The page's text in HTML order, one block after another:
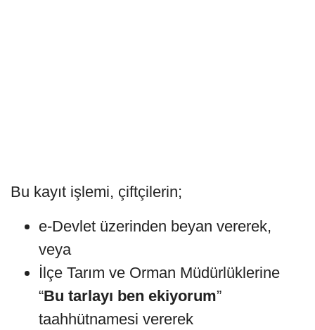
Bu kayıt işlemi, çiftçilerin;
e-Devlet üzerinden beyan vererek,
veya
İlçe Tarım ve Orman Müdürlüklerine
“Bu tarlayı ben ekiyorum”
taahhütnamesi vererek